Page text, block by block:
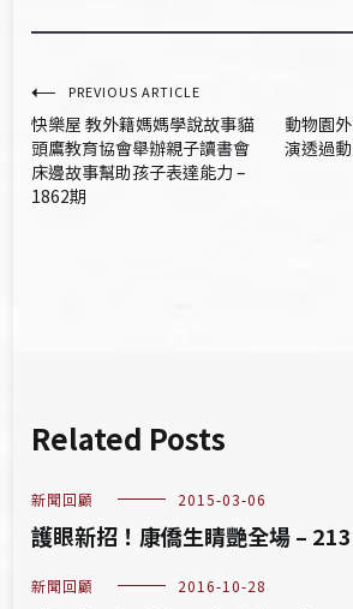
文
章
導
PREVIOUS ARTICLE
快樂屋 教外籍媽媽學說故事貓
頭鷹教育協會舉辦親子讀書會
床邊故事幫助孩子表達能力 –
1862期
動物園
演透過
Related Posts
新聞回顧 2015-03-06
護眼新招！康僑生睛艷全場 –
新聞回顧 2016-10-28